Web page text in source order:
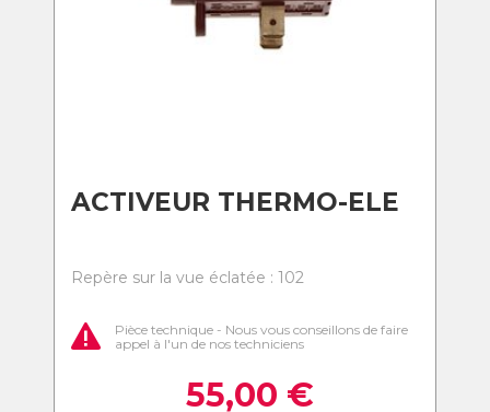
ACTIVEUR THERMO-ELE
Repère sur la vue éclatée : 102
Pièce technique - Nous vous conseillons de faire
appel à l'un de nos techniciens
55,00 €